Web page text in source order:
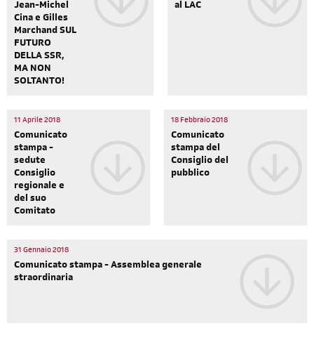
Jean-Michel
Cina e Gilles
Marchand SUL
FUTURO
DELLA SSR,
MA NON
SOLTANTO!
al LAC
11 Aprile 2018
Comunicato
stampa -
sedute
Consiglio
regionale e
del suo
Comitato
18 Febbraio 2018
Comunicato
stampa del
Consiglio del
pubblico
31 Gennaio 2018
Comunicato stampa - Assemblea generale
straordinaria